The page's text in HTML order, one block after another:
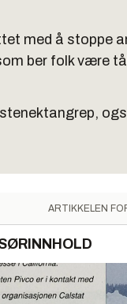
med å stoppe
ber folk være
ARTIKKELEN